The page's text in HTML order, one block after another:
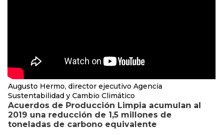
Augusto Hermo, director ejecutivo Agencia
Sustentabilidad y Cambio Climático
Acuerdos de Producción Limpia acumulan al
2019 una reducción de 1,5 millones de
toneladas de carbono equivalente